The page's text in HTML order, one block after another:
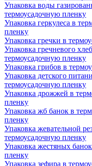
Упаковка воды
термоусадочную пленку
Упаковка геркулеса в
пленку
Упаковка гречки в
Упаковка гречневого
термоусадочную пленку
Упаковка грибов в
Упаковка детского
термоусадочную пленку
Упаковка дрожжей в
пленку
Упаковка жб банок в
пленку
Упаковка жевательной
термоусадочную пленку
Упаковка жестяных
пленку
Упаковка зефира в